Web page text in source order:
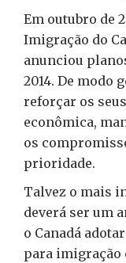
Em outubro de
Imigração do
anunciou
2014. De modo
reforçar os
econômica,
os
prioridade.
Talvez o mais
deverá ser um
o Canadá
para imigração